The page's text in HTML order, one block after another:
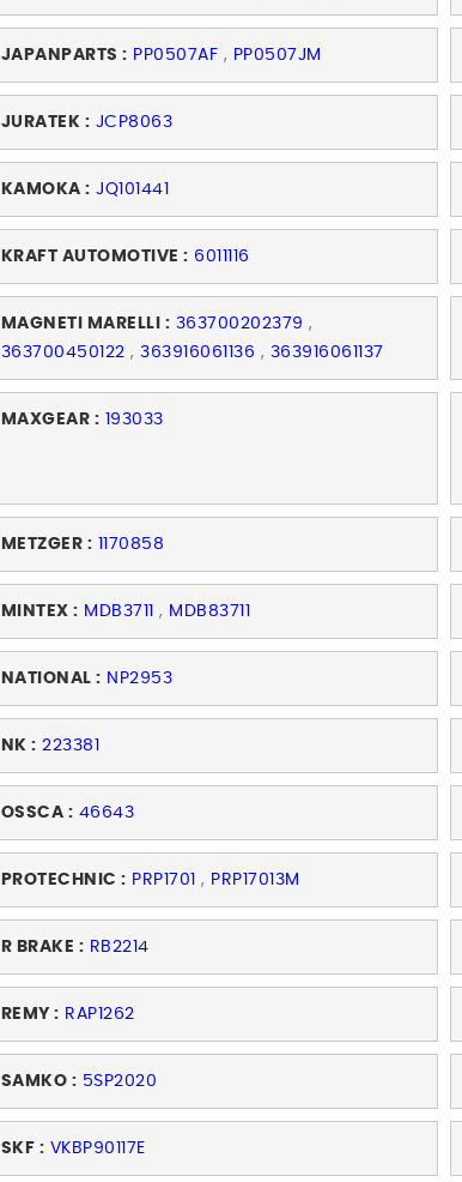
JAPANPARTS : PP0507AF , PP0507JM
JURATEK : JCP8063
KAMOKA : JQ101441
KRAFT AUTOMOTIVE : 6011116
MAGNETI MARELLI : 363700202379 ,
363700450122 ,363916061136 , 363916061137
MAXGEAR : 193033
METZGER : 1170858
MINTEX : MDB3711 , MDB83711
NATIONAL : NP2953
NK : 223381
OSSCA : 46643
PROTECHNIC : PRP1701 , PRP17013M
R BRAKE : RB2214
REMY : RAP1262
SAMKO : 5SP2020
SKF : VKBP90117E